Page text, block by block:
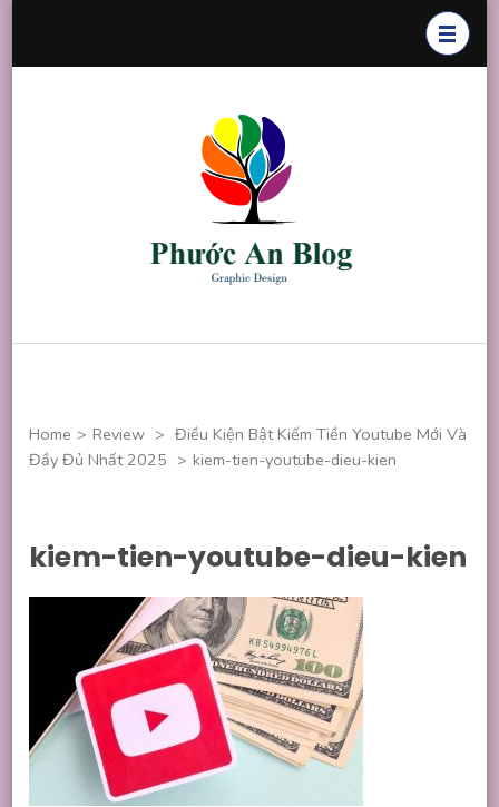
Home > Review > Điều Kiện Bật Kiếm Tiền Youtube Mới Và
Đầy Đủ Nhất 2025 > kiem-tien-youtube-dieu-kien
kiem-tien-youtube-dieu-kien